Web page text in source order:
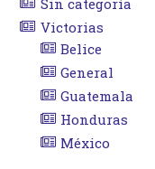
Sin categoría
Victorias
Belice
General
Guatemala
Honduras
México